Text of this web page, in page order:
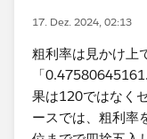
17. Dez. 2024, 02:13
粗利率は見かけ上
「
果は120ではなく
ースでは、粗利率